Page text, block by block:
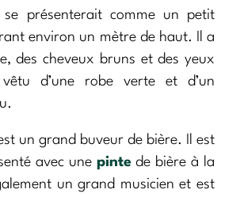
se présenterait comme un petit
environ un mètre de haut. Il a
des cheveux bruns et des yeux
d’une robe verte et d’un
un grand buveur de bière. Il est
avec une pintede bière à la
un grand musicien et est